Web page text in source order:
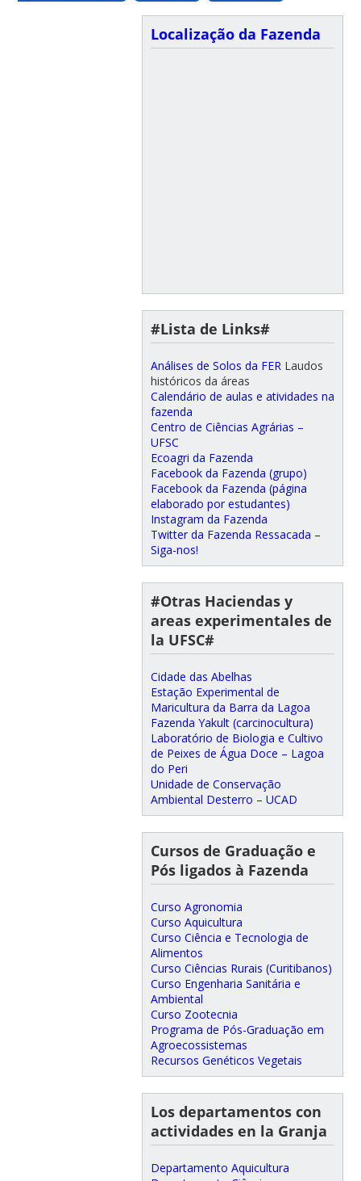
Localização da Fazenda
#Lista de Links#
Análises de Solos da FER Laudos
históricos da áreas
Calendário de aulas e atividades na
fazenda
Centro de Ciências Agrárias –
UFSC
Ecoagri da Fazenda
Facebook da Fazenda (grupo)
Facebook da Fazenda (página
elaborado por estudantes)
Instagram da Fazenda
Twitter da Fazenda Ressacada –
Siga-nos!
#Otras Haciendas y
areas experimentales de
la UFSC#
Cidade das Abelhas
Estação Experimental de
Maricultura da Barra da Lagoa
Fazenda Yakult (carcinocultura)
Laboratório de Biologia e Cultivo
de Peixes de Água Doce – Lagoa
do Peri
Unidade de Conservação
Ambiental Desterro – UCAD
Cursos de Graduação e
Pós ligados à Fazenda
Curso Agronomia
Curso Aquicultura
Curso Ciência e Tecnologia de
Alimentos
Curso Ciências Rurais (Curitibanos)
Curso Engenharia Sanitária e
Ambiental
Curso Zootecnia
Programa de Pós-Graduação em
Agroecossistemas
Recursos Genéticos Vegetais
Los departamentos con
actividades en la Granja
Departamento Aquicultura